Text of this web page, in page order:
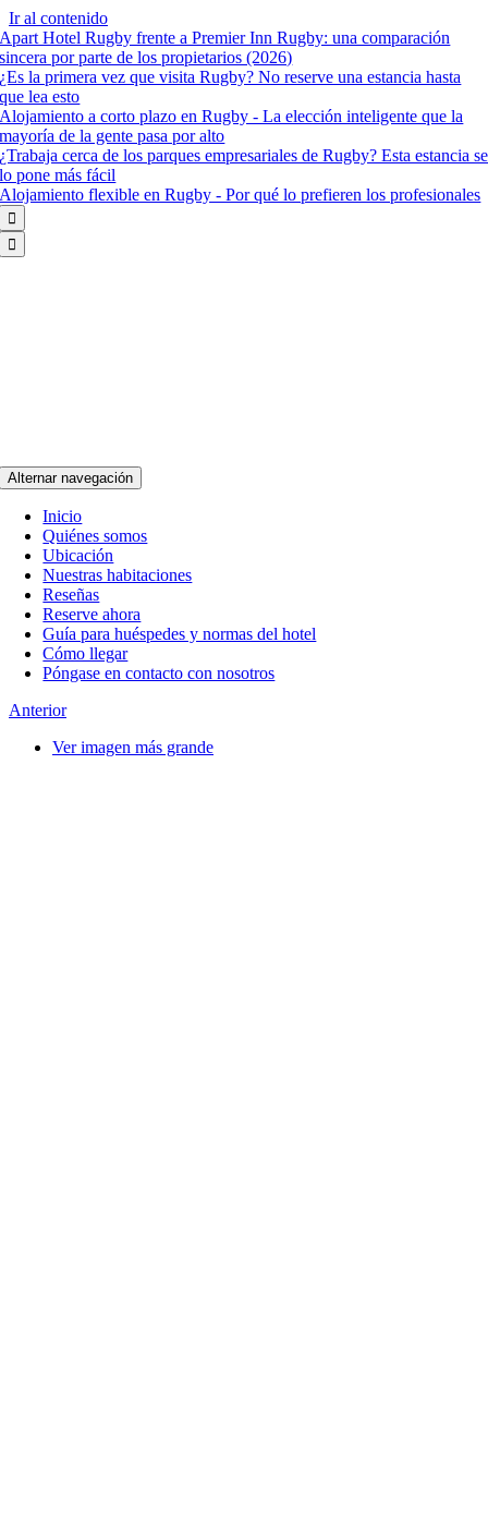
Ir al contenido
Apart Hotel Rugby frente a Premier Inn Rugby: una comparación
sincera por parte de los propietarios (2026)
¿Es la primera vez que visita Rugby? No reserve una estancia hasta
que lea esto
Alojamiento a corto plazo en Rugby - La elección inteligente que la
mayoría de la gente pasa por alto
¿Trabaja cerca de los parques empresariales de Rugby? Esta estancia se
lo pone más fácil
Alojamiento flexible en Rugby - Por qué lo prefieren los profesionales


Alternar navegación
Inicio
Quiénes somos
Ubicación
Nuestras habitaciones
Reseñas
Reserve ahora
Guía para huéspedes y normas del hotel
Cómo llegar
Póngase en contacto con nosotros
Anterior
Ver imagen más grande